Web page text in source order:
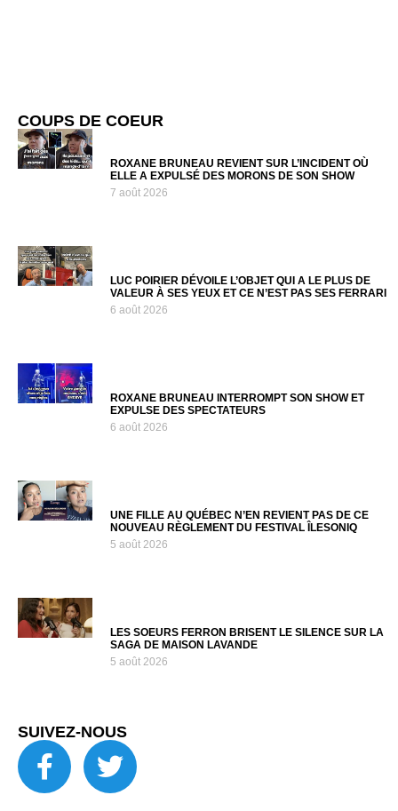
COUPS DE COEUR
ROXANE BRUNEAU REVIENT SUR L’INCIDENT OÙ
ELLE A EXPULSÉ DES MORONS DE SON SHOW
7 août 2026
LUC POIRIER DÉVOILE L’OBJET QUI A LE PLUS DE
VALEUR À SES YEUX ET CE N’EST PAS SES FERRARI
6 août 2026
ROXANE BRUNEAU INTERROMPT SON SHOW ET
EXPULSE DES SPECTATEURS
6 août 2026
UNE FILLE AU QUÉBEC N’EN REVIENT PAS DE CE
NOUVEAU RÈGLEMENT DU FESTIVAL ÎLESONIQ
5 août 2026
LES SOEURS FERRON BRISENT LE SILENCE SUR LA
SAGA DE MAISON LAVANDE
5 août 2026
SUIVEZ-NOUS